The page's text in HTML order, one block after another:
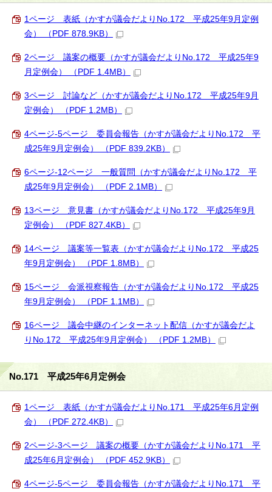
1ページ 表紙（かすが議会だよりNo.172 平成25年9月定例
会） （PDF 878.9KB）
2ページ 議案の概要（かすが議会だよりNo.172 平成25年9
月定例会） （PDF 1.4MB）
3ページ 討論など（かすが議会だよりNo.172 平成25年9月
定例会） （PDF 1.2MB）
4ページ-5ページ 委員会報告（かすが議会だよりNo.172 平
成25年9月定例会） （PDF 839.2KB）
6ページ-12ページ 一般質問（かすが議会だよりNo.172 平
成25年9月定例会） （PDF 2.1MB）
13ページ 意見書（かすが議会だよりNo.172 平成25年9月
定例会） （PDF 827.4KB）
14ページ 議案等一覧表（かすが議会だよりNo.172 平成25
年9月定例会） （PDF 1.8MB）
15ページ 会派視察報告（かすが議会だよりNo.172 平成25
年9月定例会） （PDF 1.1MB）
16ページ 議会中継のインターネット配信（かすが議会だよ
りNo.172 平成25年9月定例会） （PDF 1.2MB）
No.171 平成25年6月定例会
1ページ 表紙（かすが議会だよりNo.171 平成25年6月定例
会） （PDF 272.4KB）
2ページ-3ページ 議案の概要（かすが議会だよりNo.171 平
成25年6月定例会） （PDF 452.9KB）
4ページ-5ページ 委員会報告（かすが議会だよりNo.171 平